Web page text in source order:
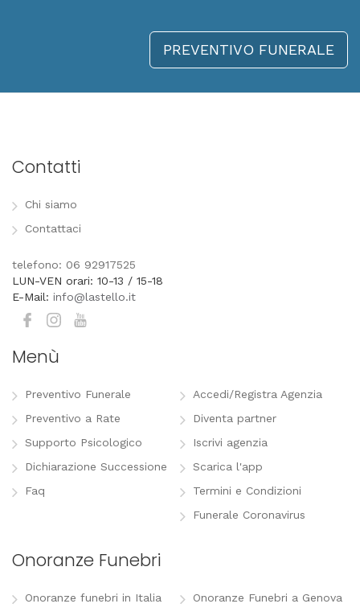
PREVENTIVO FUNERALE
Contatti
Chi siamo
Contattaci
telefono: 06 92917525
LUN-VEN orari: 10-13 / 15-18
E-Mail: info@lastello.it
Menù
Preventivo Funerale
Preventivo a Rate
Supporto Psicologico
Dichiarazione Successione
Faq
Accedi/Registra Agenzia
Diventa partner
Iscrivi agenzia
Scarica l'app
Termini e Condizioni
Funerale Coronavirus
Onoranze Funebri
Onoranze funebri in Italia
Onoranze Funebri a Genova